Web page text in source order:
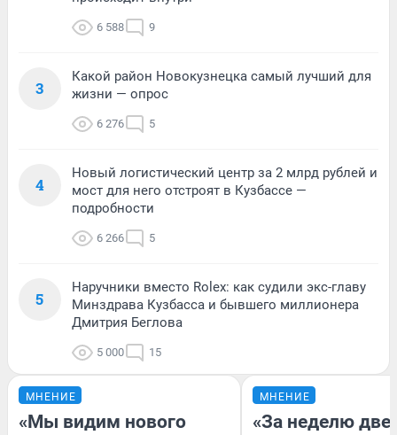
6 588 9
3
Какой район Новокузнецка самый лучший для
жизни — опрос
6 276 5
4
Новый логистический центр за 2 млрд рублей и
мост для него отстроят в Кузбассе —
подробности
6 266 5
5
Наручники вместо Rolex: как судили экс-главу
Минздрава Кузбасса и бывшего миллионера
Дмитрия Беглова
5 000 15
МНЕНИЕ
«Мы видим нового
МНЕНИЕ
«За неделю две